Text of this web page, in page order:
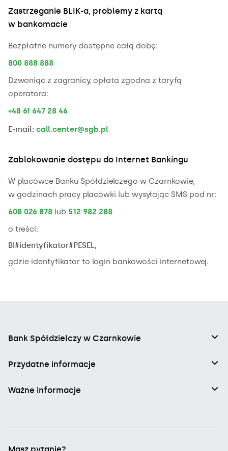
Zastrzeganie BLIK-a, problemy z kartą
w bankomacie
Bezpłatne numery dostępne całą dobę:
800 888 888
Dzwoniąc z zagranicy, opłata zgodna z taryfą
operatora:
+48 61 647 28 46
E-mail: call.center@sgb.pl
Zablokowanie dostępu do Internet Bankingu
W placówce Banku Spółdzielczego w Czarnkowie,
w godzinach pracy placówki lub wysyłając SMS pod nr:
608 026 878 lub 512 982 288
o treści:
BI#identyfikator#PESEL,
gdzie identyfikator to login bankowości internetowej.
Bank Spółdzielczy w Czarnkowie
Przydatne informacje
Ważne informacje